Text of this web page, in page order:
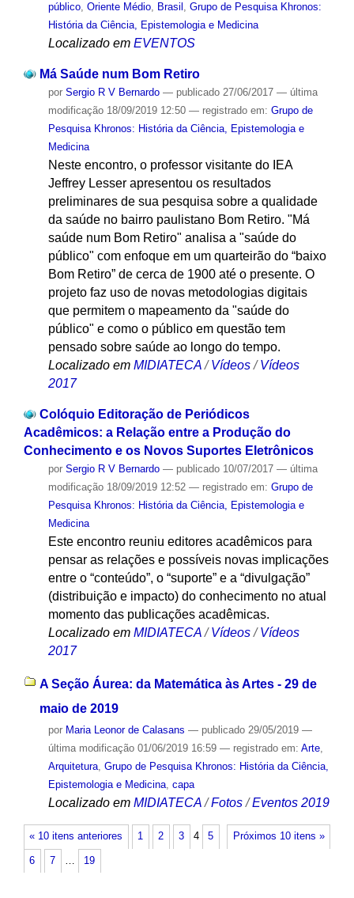
público, Oriente Médio, Brasil , Grupo de Pesquisa Khronos:
História da Ciência, Epistemologia e Medicina
Localizado em EVENTOS
Má Saúde num Bom Retiro
por Sergio R V Bernardo — publicado27/06/2017 — última
modificação18/09/2019 12:50 — registrado em: Grupo de
Pesquisa Khronos: História da Ciência, Epistemologia e
Medicina
Neste encontro, o professor visitante do IEA
Jeffrey Lesser apresentou os resultados
preliminares de sua pesquisa sobre a qualidade
da saúde no bairro paulistano Bom Retiro. "Má
saúde num Bom Retiro" analisa a "saúde do
público" com enfoque em um quarteirão do “baixo
Bom Retiro” de cerca de 1900 até o presente. O
projeto faz uso de novas metodologias digitais
que permitem o mapeamento da "saúde do
público" e como o público em questão tem
pensado sobre saúde ao longo do tempo.
Localizado em MIDIATECA /Vídeos /Vídeos
2017
Colóquio Editoração de Periódicos
Acadêmicos: a Relação entre a Produção do
Conhecimento e os Novos Suportes Eletrônicos
por Sergio R V Bernardo — publicado10/07/2017 — última
modificação18/09/2019 12:52 — registrado em: Grupo de
Pesquisa Khronos: História da Ciência, Epistemologia e
Medicina
Este encontro reuniu editores acadêmicos para
pensar as relações e possíveis novas implicações
entre o “conteúdo”, o “suporte” e a “divulgação”
(distribuição e impacto) do conhecimento ​no atual
momento das publicações acadêmicas.
Localizado em MIDIATECA /Vídeos /Vídeos
2017
A Seção Áurea: da Matemática às Artes - 29 de
maio de 2019
por Maria Leonor de Calasans — publicado29/05/2019 —
última modificação01/06/2019 16:59 — registrado em: Arte,
Arquitetura, Grupo de Pesquisa Khronos: História da Ciência,
Epistemologia e Medicina, capa
Localizado em MIDIATECA /Fotos /Eventos 2019
« 10 itens anteriores Próximos 10 itens »
1 2 3 4 5
6 7 … 19